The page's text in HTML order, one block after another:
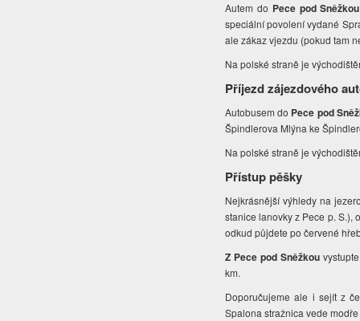
Autem do Pece pod Sněžkou
speciální povolení vydané
ale zákaz vjezdu (pokud tam
Na polské straně je
Příjezd zájezdového
Autobusem do Pece pod
Špindlerova Mlýna ke
Na polské straně je
Přístup pěšky
Nejkrásnější výhledy na
stanice lanovky z Pece p. S.),
odkud půjdete po červené
Z Pece pod Sněžkou
km.
Doporučujeme ale i sejít z
Spalona stražnica vede